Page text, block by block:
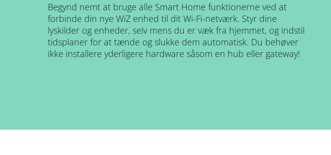
Begynd nemt at bruge alle Smart Home funktionerne ved at
forbinde din nye WiZ enhed til dit Wi-Fi-netværk. Styr dine
lyskilder og enheder, selv mens du er væk fra hjemmet, og indstil
tidsplaner for at tænde og slukke dem automatisk. Du behøver
ikke installere yderligere hardware såsom en hub eller gateway!